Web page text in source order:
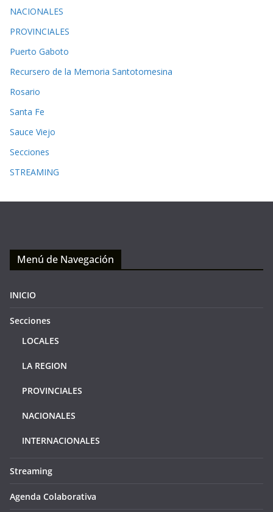
NACIONALES
PROVINCIALES
Puerto Gaboto
Recursero de la Memoria Santotomesina
Rosario
Santa Fe
Sauce Viejo
Secciones
STREAMING
Menú de Navegación
INICIO
Secciones
LOCALES
LA REGION
PROVINCIALES
NACIONALES
INTERNACIONALES
Streaming
Agenda Colaborativa